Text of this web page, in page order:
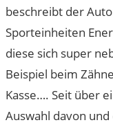
beschreibt der
Sporteinheiten
diese sich super
Beispiel beim
Kasse…. Seit über
Auswahl davon